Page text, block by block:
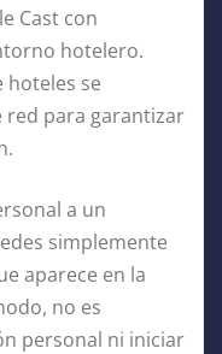
Cast con
hotelero.
hoteles se
red para garantizar
a un
simplemente
aparece en la
no es
personal ni iniciar